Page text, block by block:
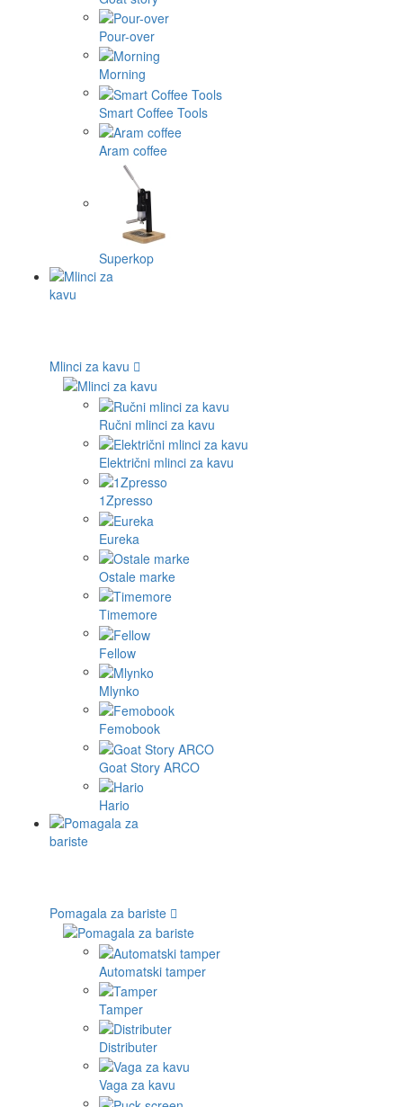
Pour-over
Morning
Smart Coffee Tools
Aram coffee
Superkop
Mlinci za kavu
Ručni mlinci za kavu
Električni mlinci za kavu
1Zpresso
Eureka
Ostale marke
Timemore
Fellow
Mlynko
Femobook
Goat Story ARCO
Hario
Pomagala za bariste
Automatski tamper
Tamper
Distributer
Vaga za kavu